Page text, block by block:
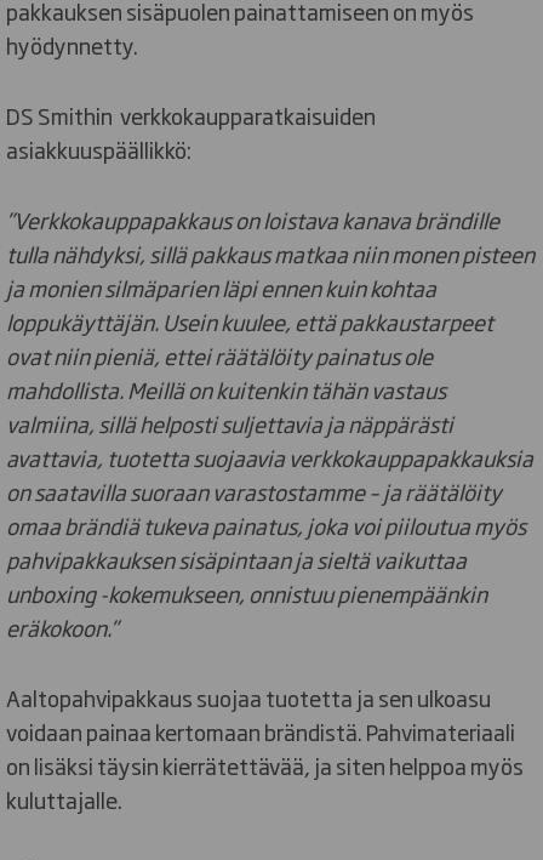
pakkauksen sisäpuolen painattamiseen on myös
hyödynnetty.
DS Smithin verkkokaupparatkaisuiden
asiakkuuspäällikkö:
”Verkkokauppapakkaus on loistava kanava brändille
tulla nähdyksi, sillä pakkaus matkaa niin monen pisteen
ja monien silmäparien läpi ennen kuin kohtaa
loppukäyttäjän. Usein kuulee, että pakkaustarpeet
ovat niin pieniä, ettei räätälöity painatus ole
mahdollista. Meillä on kuitenkin tähän vastaus
valmiina, sillä helposti suljettavia ja näppärästi
avattavia, tuotetta suojaavia verkkokauppapakkauksia
on saatavilla suoraan varastostamme – ja räätälöity
omaa brändiä tukeva painatus, joka voi piiloutua myös
pahvipakkauksen sisäpintaan ja sieltä vaikuttaa
unboxing -kokemukseen, onnistuu pienempäänkin
eräkokoon.”
Aaltopahvipakkaus suojaa tuotetta ja sen ulkoasu
voidaan painaa kertomaan brändistä. Pahvimateriaali
on lisäksi täysin kierrätettävää, ja siten helppoa myös
kuluttajalle.